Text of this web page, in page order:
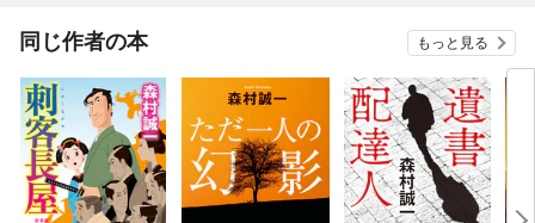
同じ作者の本 もっと見る